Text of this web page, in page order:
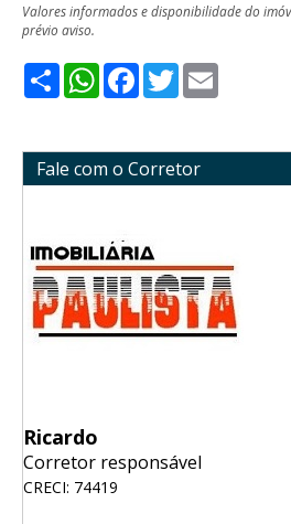
Valores informados e disponibilidade do
prévio aviso.
ShareWhatsApp
Facebook
Twitter
Fale com o Corretor
Ricardo
Corretor responsável
CRECI: 74419